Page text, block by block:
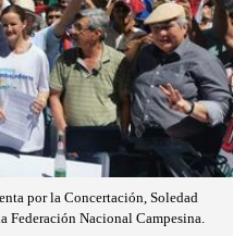
por la Concertación, Soledad
Federación Nacional Campesina.